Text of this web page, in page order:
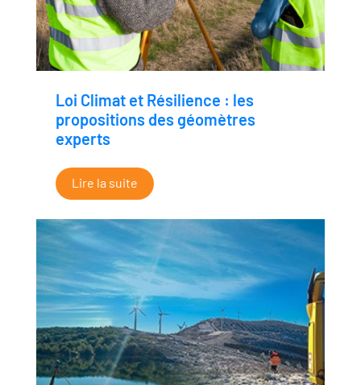
Loi Climat et Résilience : les
propositions des géomètres
experts
Lire la suite